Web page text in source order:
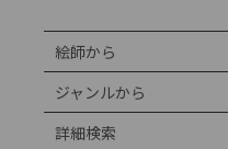
絵師から
ジャンルから
詳細検索